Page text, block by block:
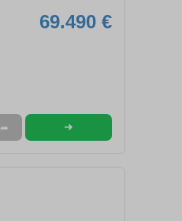
69.490 €
➦ ➜